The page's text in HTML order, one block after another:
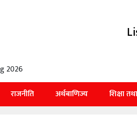
2026
राजनीति अर्थबाणिज्य शिक्षा